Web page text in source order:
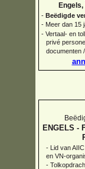
- Beëdigde
- Meer dan 15
- Vertaal- en
privé
documenten
ENGELS -
- Lid van
en VN-
-